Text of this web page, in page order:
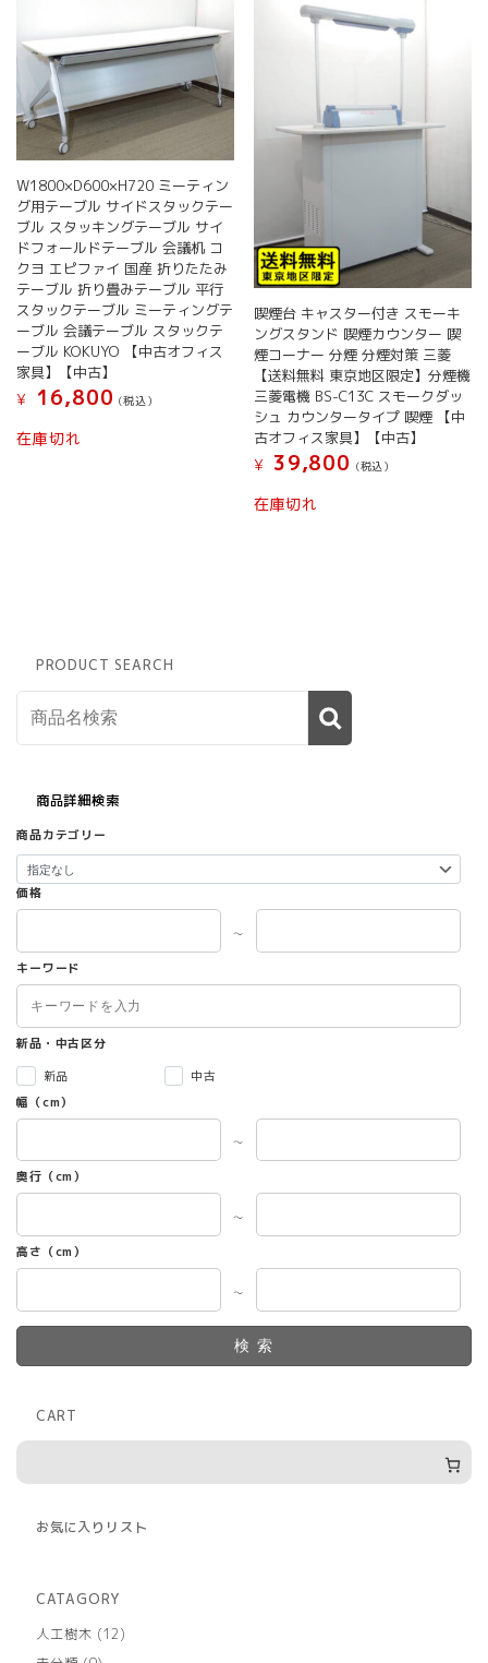
W1800×D600×H720 ミーティン
グ用テーブル サイドスタックテー
ブル スタッキングテーブル サイ
ドフォールドテーブル 会議机 コ
クヨ エピファイ 国産 折りたたみ
テーブル 折り畳みテーブル 平行
スタックテーブル ミーティングテ
ーブル 会議テーブル スタックテ
ーブル KOKUYO 【中古オフィス
家具】【中古】
¥
16,800 (税込）
在庫切れ
喫煙台 キャスター付き スモーキ
ングスタンド 喫煙カウンター 喫
煙コーナー 分煙 分煙対策 三菱
【送料無料 東京地区限定】分煙機
三菱電機 BS-C13C スモークダッ
シュ カウンタータイプ 喫煙 【中
古オフィス家具】【中古】
¥
39,800 (税込）
在庫切れ
PRODUCT SEARCH
商品詳細検索
商品カテゴリー
価格
～
キーワード
新品・中古区分
新品
中古
幅（cm）
～
奥行（cm）
～
高さ（cm）
～
検索
CART
お気に入りリスト
CATAGORY
人工樹木
1212